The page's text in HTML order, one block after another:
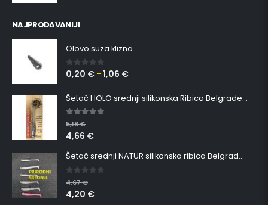
NAJPRODAVANIJI
Olovo suza klizna
0 out of 5
0,20 € –1,06 €
Šetač HOLO srednji silikonska Ribica Belgrade Walker
5.00out of 5
5,18€
4,66 €
Šetač srednji NATUR silikonska ribica Belgrade Walker
0 out of 5
4,67€
4,20 €